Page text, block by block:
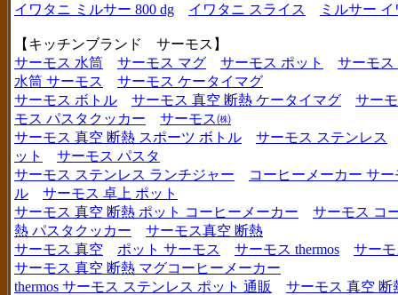
イワタニ ミルサー 800 dg
イワタニ スライス ミルサー
【キッチンブランド サーモス】
サーモス 水筒
サーモス マグ サーモス ポット
サーモス
水筒 サーモス
サーモス ケータイマグ
サーモス ボトル
サーモス 真空 断熱 ケータイマグ
サー
モス パスタクッカー
サーモス㈱
サーモス 真空 断熱 スポーツ ボトル
サーモス ステンレス
ット
サーモス パスタ
サーモス ステンレス ランチジャー
コーヒーメーカー サー
ル
サーモス 卓上 ポット
サーモス 真空 断熱 ポット コーヒーメーカー
サーモス コ
熱 パスタクッカー
サーモス真空 断熱
サーモス 真空
ポット サーモス サーモス thermos
サー
サーモス 真空 断熱 マグコーヒーメーカー
thermos サーモス ステンレス ポット 通販
サーモス 真空 断